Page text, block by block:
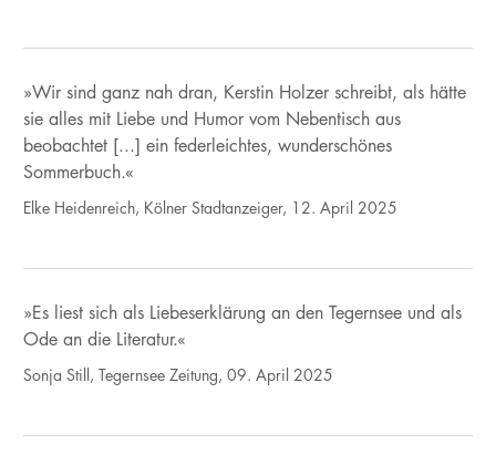
»Wir sind ganz nah dran, Kerstin Holzer schreibt, als hätte
sie alles mit Liebe und Humor vom Nebentisch aus
beobachtet [...] ein federleichtes, wunderschönes
Sommerbuch.«
Elke Heidenreich, Kölner Stadtanzeiger, 12. April 2025
»Es liest sich als Liebeserklärung an den Tegernsee und als
Ode an die Literatur.«
Sonja Still, Tegernsee Zeitung, 09. April 2025